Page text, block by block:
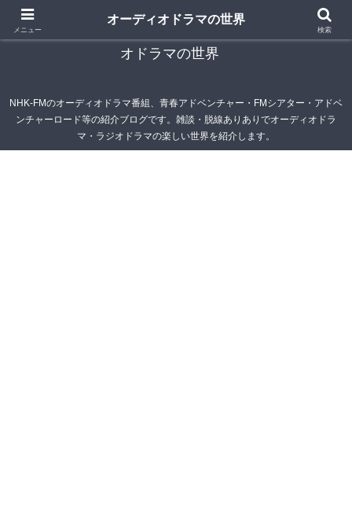
青春アドベンチャー雑記帳～オーディオドラマ・ラジ
オドラマの世界
NHK-FMのオーディオドラマ番組、青春アドベンチャー・FMシアター・アドベ
ンチャーロード等の紹介ブログです。雑談・脱線ありありでオーディオドラ
マ・ラジオドラマの楽しい世界を紹介します。
メニュー
オーディオドラマの世界
検索